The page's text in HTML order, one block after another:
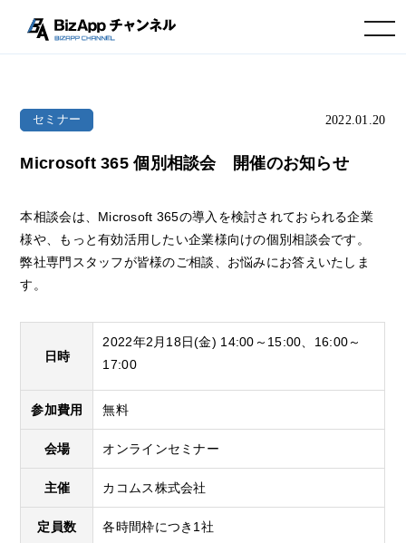
toggle navigation
セミナー 2022.01.20
Microsoft 365 個別相談会 開催のお知らせ
本相談会は、Microsoft 365の導入を検討されておられる企業
様や、もっと有効活用したい企業様向けの個別相談会です。
弊社専門スタッフが皆様のご相談、お悩みにお答えいたしま
す。
日時
2022年2月18日(金) 14:00～15:00、16:00～
17:00
参加費用 無料
会場 オンラインセミナー
主催 カコムス株式会社
定員数 各時間枠につき1社